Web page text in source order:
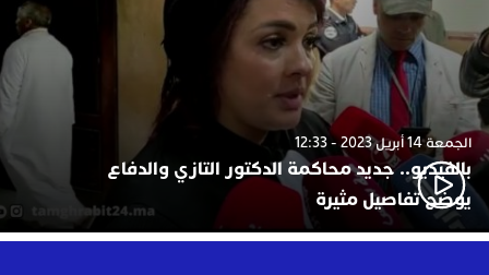
الجمعة 14 أبريل 2023 - 12:33
بالفيديو.. جديد محاكمة الدكتور التازي والدفاع
يوضح تفاصيل مثيرة